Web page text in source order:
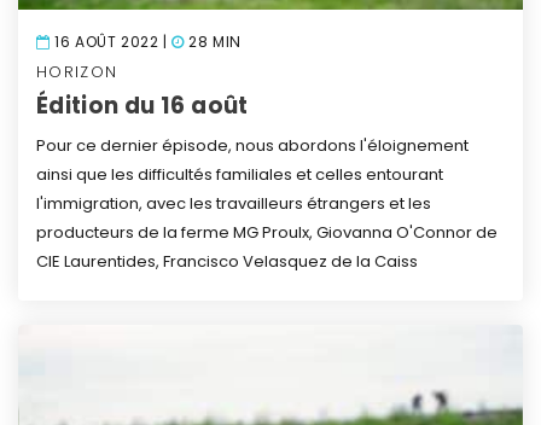
16 AOÛT 2022 | 28 MIN
HORIZON
Édition du 16 août
Pour ce dernier épisode, nous abordons l'éloignement
ainsi que les difficultés familiales et celles entourant
l'immigration, avec les travailleurs étrangers et les
producteurs de la ferme MG Proulx, Giovanna O'Connor de
CIE Laurentides, Francisco Velasquez de la Caiss